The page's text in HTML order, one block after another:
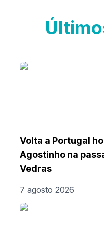
Volta a Portugal
Agostinho na
Vedras
7 agosto 2026